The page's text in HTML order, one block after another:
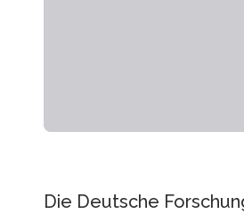
Die Deutsche